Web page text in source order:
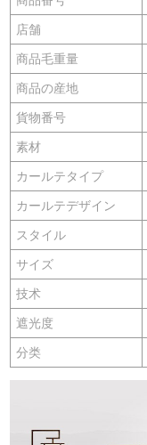
店舗
商品毛重量
商品の産地
貨物番号
素材
カールテタイプ
カールテデザイン
スタイル
サイズ
技术
遮光度
分类